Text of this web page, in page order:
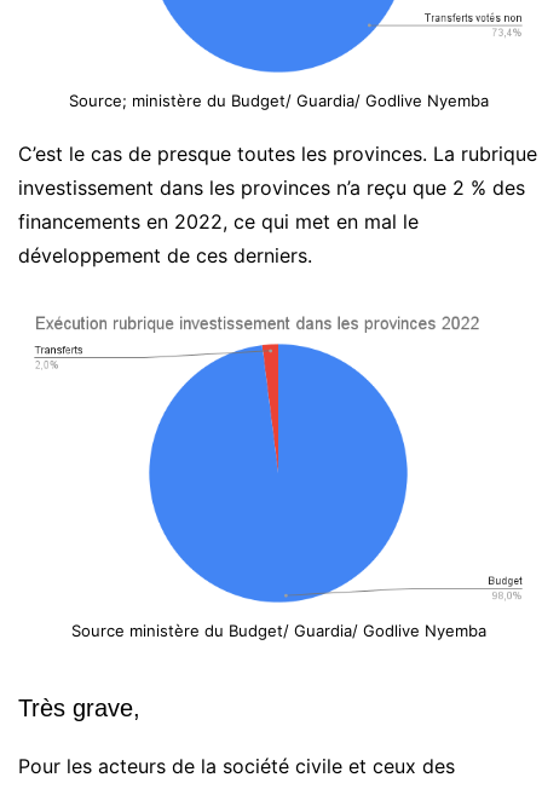
Source; ministère du Budget/ Guardia/ Godlive Nyemba
C’est le cas de presque toutes les provinces. La rubrique
investissement dans les provinces n’a reçu que 2 % des
financements en 2022, ce qui met en mal le
développement de ces derniers.
Source ministère du Budget/ Guardia/ Godlive Nyemba
Très grave,
Pour les acteurs de la société civile et ceux des